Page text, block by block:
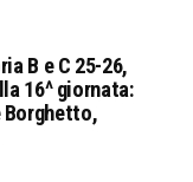
B e C 25-26,
16^ giornata:
Borghetto,